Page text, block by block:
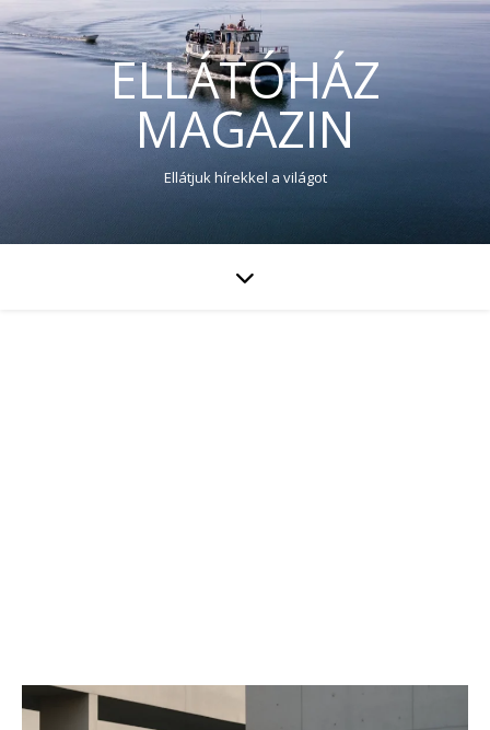
ELLÁTÓHÁZ
MAGAZIN
Ellátjuk hírekkel a világot